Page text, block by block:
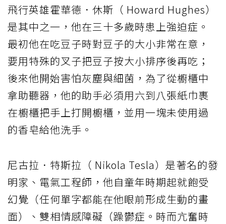
飛行英雄霍華德．休斯（ Howard Hughes）
是其中之一，他在三十多歲時患上強迫症。
最初他在吃豆子時對豆子的大小非常在意，
要用特殊的叉子把豆子按大小排序後再吃；
後來他開始害怕灰塵與細菌，為了從櫥櫃中
拿助聽器，他的助手必須用六到八張紙巾裹
在櫥櫃把手上打開櫥櫃，並用一塊未使用過
的香皂給他洗手。
尼古拉．特斯拉（ Nikola Tesla）是著名的發
明家、電氣工程師，他自童年時期起就飽受
幻覺（任何單字都能在他眼前形成生動的畫
面）、雙相情感障礙（躁鬱症。時而亢奮時